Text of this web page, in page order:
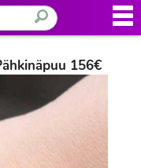
156€